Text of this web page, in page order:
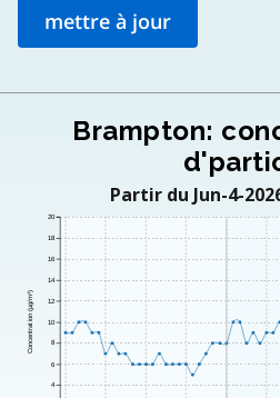
Brampton:
Partir du Jun-4-
Concentration (μg/m³)
4
6
8
10
12
14
16
18
20